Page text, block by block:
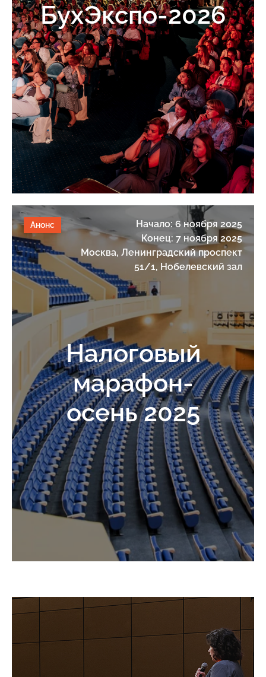
БухЭкспо-2026
Анонс
Начало: 6 ноября 2025
Конец: 7 ноября 2025
Москва, Ленинградский проспект
51/1, Нобелевский зал
Налоговый
марафон-
осень 2025